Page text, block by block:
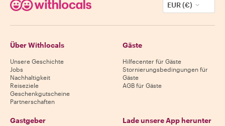
EUR (€)
Über Withlocals
Unsere Geschichte
Jobs
Nachhaltigkeit
Reiseziele
Geschenkgutscheine
Partnerschaften
Gäste
Hilfecenter für Gäste
Stornierungsbedingungen für
Gäste
AGB für Gäste
Gastgeber Lade unsere App herunter